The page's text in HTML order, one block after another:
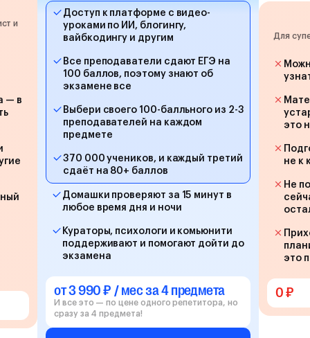
и
— в
Доступ к платформе с видео-
уроками по ИИ, блогингу,
вайбкодингу и другим
Все преподаватели сдают ЕГЭ на
100 баллов, поэтому знают об
экзамене все
Выбери своего 100-балльного из 2-3
преподавателей на каждом
предмете
370 000 учеников, и каждый третий
сдаёт на 80+ баллов
Домашки проверяют за 15 минут в
любое время дня и ночи
Кураторы, психологи и комьюнити
поддерживают и помогают дойти до
экзамена
от 3 990 ₽ / мес за 4 предмета
И все это — по цене одного репетитора, но
сразу за 4 предмета!
Для
это
не к
Не
это
0 ₽